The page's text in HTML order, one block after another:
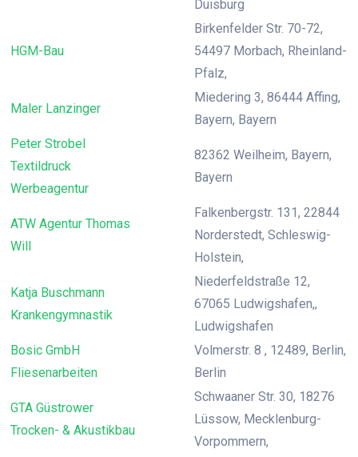
Duisburg
HGM-Bau
Birkenfelder Str. 70-72,
54497 Morbach, Rheinland-
Pfalz,
Maler Lanzinger
Miedering 3, 86444 Affing,
Bayern, Bayern
Peter Strobel
Textildruck
Werbeagentur
82362 Weilheim, Bayern,
Bayern
ATW Agentur Thomas
Will
Falkenbergstr. 131, 22844
Norderstedt, Schleswig-
Holstein,
Katja Buschmann
Krankengymnastik
Niederfeldstraße 12,
67065 Ludwigshafen,,
Ludwigshafen
Bosic GmbH
Fliesenarbeiten
Volmerstr. 8 , 12489, Berlin,
Berlin
GTA Güstrower
Trocken- & Akustikbau
Schwaaner Str. 30, 18276
Lüssow, Mecklenburg-
Vorpommern,